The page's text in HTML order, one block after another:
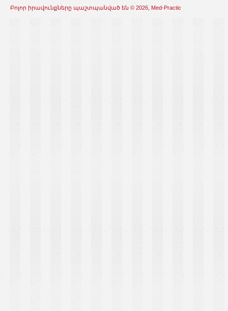
Բոլոր իրավունքները պաշտպանված են © 2026, Med-Practic